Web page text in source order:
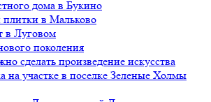
дома в Букино
плитки в Мальково
в Луговом
поколения
сделать произведение искусства
на участке в поселке Зеленые Холмы